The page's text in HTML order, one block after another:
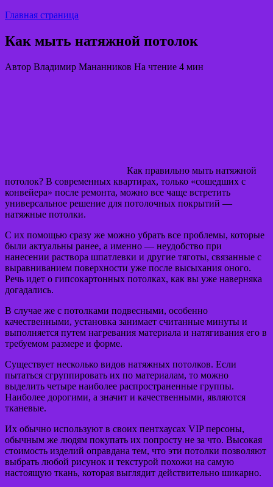
Главная страница
Как мыть натяжной потолок
Автор Владимир Мананников На чтение 4 мин
Как правильно мыть натяжной
потолок? В современных квартирах, только «сошедших с
конвейера» после ремонта, можно все чаще встретить
универсальное решение для потолочных покрытий —
натяжные потолки.
С их помощью сразу же можно убрать все проблемы, которые
были актуальны ранее, а именно — неудобство при
нанесении раствора шпатлевки и другие тяготы, связанные с
выравниванием поверхности уже после высыхания оного.
Речь идет о гипсокартонных потолках, как вы уже наверняка
догадались.
В случае же с потолками подвесными, особенно
качественными, установка занимает считанные минуты и
выполняется путем нагревания материала и натягивания его в
требуемом размере и форме.
Существует несколько видов натяжных потолков. Если
пытаться сгруппировать их по материалам, то можно
выделить четыре наиболее распространенные группы.
Наиболее дорогими, а значит и качественными, являются
тканевые.
Их обычно используют в своих пентхаусах VIP персоны,
обычным же людям покупать их попросту не за что. Высокая
стоимость изделий оправдана тем, что эти потолки позволяют
выбрать любой рисунок и текстурой похожи на самую
настоящую ткань, которая выглядит действительно шикарно.